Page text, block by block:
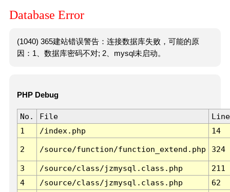
Database Error
(1040) 365建站错误警告：连接数据库失败，可能的原
因：1、数据库密码不对; 2、mysql未启动。
PHP Debug
No. File
Line
1
/index.php 14
2 /source/function/function_extend.php 324
3 /source/class/jzmysql.class.php
211
4
/source/class/jzmysql.class.php
62